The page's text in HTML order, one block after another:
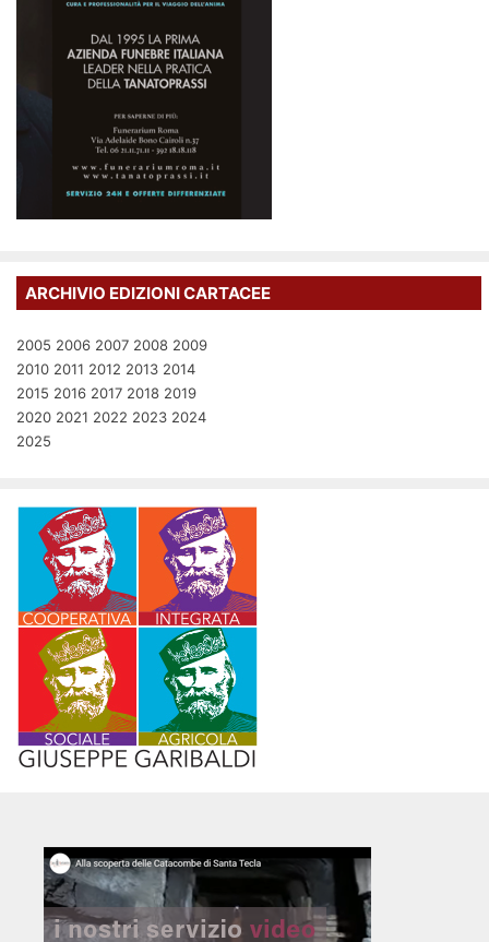
ARCHIVIO EDIZIONI CARTACEE
2005 2006 2007 2008 2009
2010 2011 2012 2013 2014
2015 2016 2017 2018 2019
2020 2021 2022 2023 2024
2025